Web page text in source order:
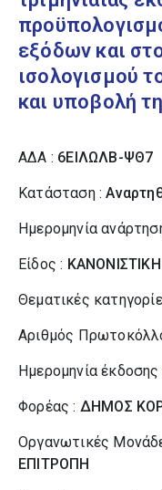
εξόδων και
ισολογισμού
και υποβολή
ΑΔΑ : 6ΕΙΛΩΛΒ-ΨΘ7
Κατάσταση :
Ημερομηνία
Είδος :
Θεματικές
Αριθμός
Ημερομηνία έκδοσης
Φορέας : ΔΗΜΟΣ
Οργανωτικές
ΕΠΙΤΡΟΠΗ